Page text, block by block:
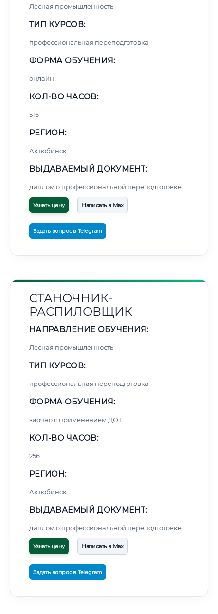
Лесная промышленность
ТИП КУРСОВ:
профессиональная переподготовка
ФОРМА ОБУЧЕНИЯ:
онлайн
КОЛ-ВО ЧАСОВ:
516
РЕГИОН:
Актюбинск
ВЫДАВАЕМЫЙ ДОКУМЕНТ:
диплом о профессиональной переподготовке
Узнать цену Написать в Max
Задать вопрос в Telegram
СТАНОЧНИК-
РАСПИЛОВЩИК
НАПРАВЛЕНИЕ ОБУЧЕНИЯ:
Лесная промышленность
ТИП КУРСОВ:
профессиональная переподготовка
ФОРМА ОБУЧЕНИЯ:
заочно с применением ДОТ
КОЛ-ВО ЧАСОВ:
256
РЕГИОН:
Актюбинск
ВЫДАВАЕМЫЙ ДОКУМЕНТ:
диплом о профессиональной переподготовке
Узнать цену Написать в Max
Задать вопрос в Telegram